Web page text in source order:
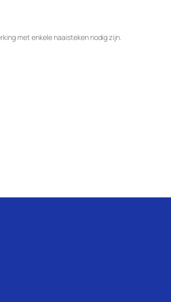
met enkele naaisteken nodig zijn.